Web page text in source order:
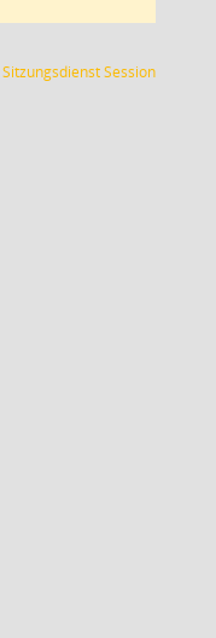
SitzungsdienstSession(Wird in